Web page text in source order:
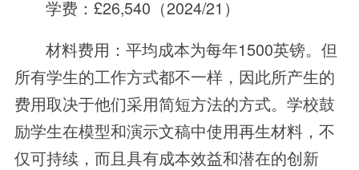
学费：£26,540（2024/21）
材料费用：平均成本为每年1500英镑。但
所有学生的工作方式都不一样，因此所产生的
费用取决于他们采用简短方法的方式。学校鼓
励学生在模型和演示文稿中使用再生材料，不
仅可持续，而且具有成本效益和潜在的创新